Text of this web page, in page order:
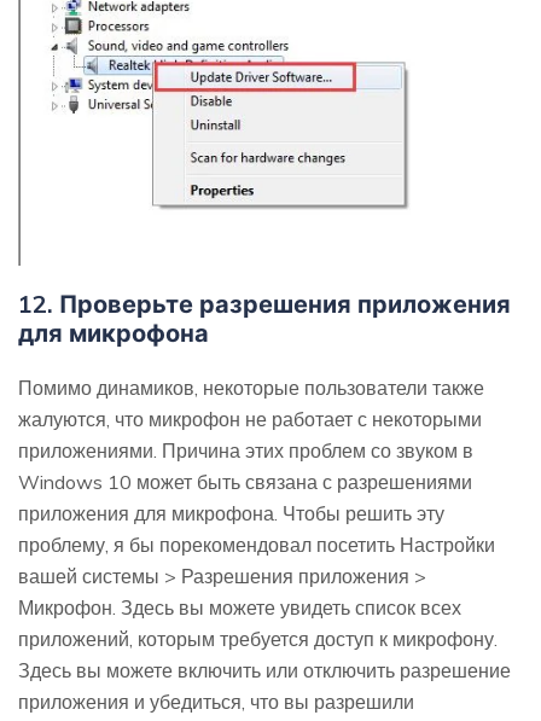
12. Проверьте разрешения приложения
для микрофона
Помимо динамиков, некоторые пользователи также
жалуются, что микрофон не работает с некоторыми
приложениями. Причина этих проблем со звуком в
Windows 10 может быть связана с разрешениями
приложения для микрофона. Чтобы решить эту
проблему, я бы порекомендовал посетить Настройки
вашей системы > Разрешения приложения >
Микрофон. Здесь вы можете увидеть список всех
приложений, которым требуется доступ к микрофону.
Здесь вы можете включить или отключить разрешение
приложения и убедиться, что вы разрешили